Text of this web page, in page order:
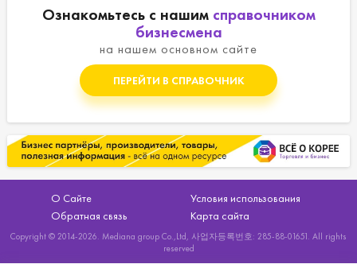
Ознакомьтесь с нашим справочником
бизнесмена
на нашем основном сайте
ПЕРЕЙТИ В СПРАВОЧНИК
О Сайте
Условия использования
Обратная связь
Карта сайта
Copyright © 2014-2026. Mediana group Co.,Ltd, 사업자등록번호: 285-88-01651. All rights
reserved